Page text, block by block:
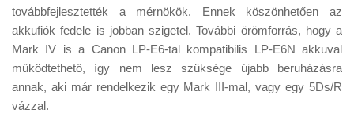
továbbfejlesztették a mérnökök. Ennek köszönhetően az
akkufiók fedele is jobban szigetel. További örömforrás, hogy a
Mark IV is a Canon LP-E6-tal kompatibilis LP-E6N akkuval
működtethető, így nem lesz szüksége újabb beruházásra
annak, aki már rendelkezik egy Mark III-mal, vagy egy 5Ds/R
vázzal.